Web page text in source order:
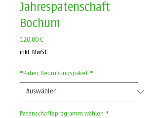
Jahrespatenschaft
Bochum
120,00 €Preis
inkl. MwSt.
*Paten-Begrüßungspaket *
Patenschaftsprogramm wählen *